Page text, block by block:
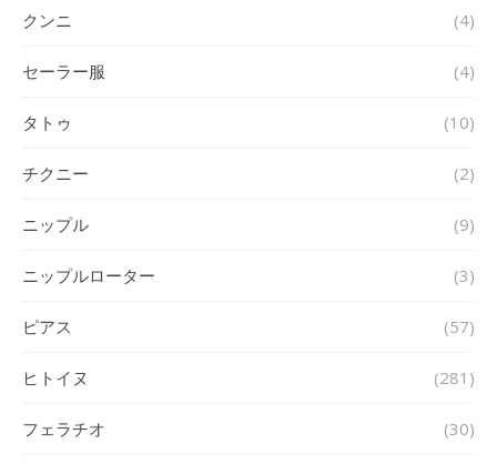
クンニ (4)
セーラー服 (4)
タトゥ (10)
チクニー (2)
ニップル (9)
ニップルローター (3)
ピアス (57)
ヒトイヌ (281)
フェラチオ (30)